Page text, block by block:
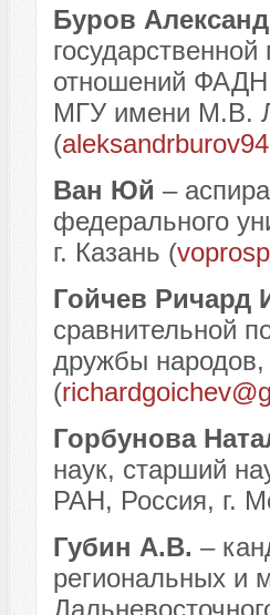
Буров
отношений ФАДН
МГУ имени М.В.
(
Ван Юй –
федерального
г. Казань (
Гойчев Ричард
сравнительной
дружбы народов,
(
Горбунова
наук, старший
РАН, Россия, г.
Губин А.В. –
региональных и